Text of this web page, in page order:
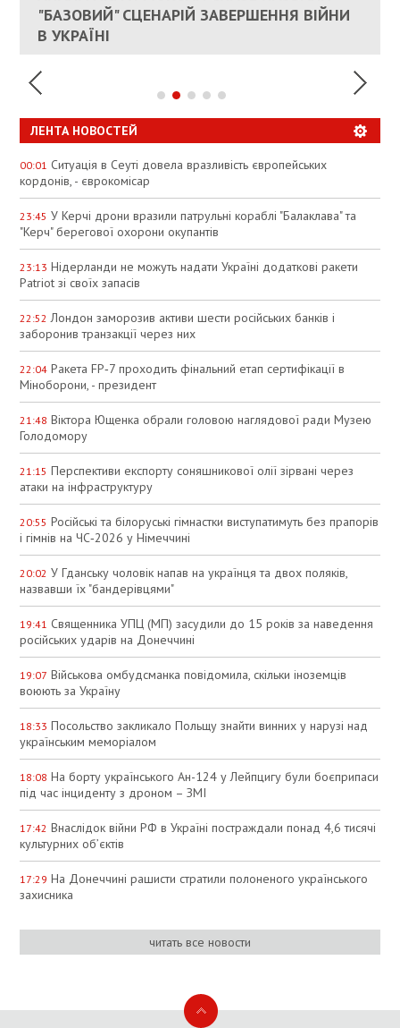
ЕС ПРЕКРАТИТЬ ВОЕННУЮ ПОМОЩЬ
УКРАИНЕ
"БАЗОВИЙ" СЦЕНАРІЙ ЗАВЕРШЕННЯ ВІЙНИ
В УКРАЇНІ
АНАЛІТИКИ ЗВИНУВАТИЛИ АЗС У
СПЕКУЛЯЦІЇ
ЛЕНТА НОВОСТЕЙ
00:01 Ситуація в Сеуті довела вразливість європейських
кордонів, - єврокомісар
23:45 У Керчі дрони вразили патрульні кораблі "Балаклава" та
"Керч" берегової охорони окупантів
23:13 Нідерланди не можуть надати Україні додаткові ракети
Patriot зі своїх запасів
22:52 Лондон заморозив активи шести російських банків і
заборонив транзакції через них
22:04 Ракета FP‑7 проходить фінальний етап сертифікації в
Міноборони, - президент
21:48 Віктора Ющенка обрали головою наглядової ради Музею
Голодомору
21:15 Перспективи експорту соняшникової олії зірвані через
атаки на інфраструктуру
20:55 Російські та білоруські гімнастки виступатимуть без прапорів
і гімнів на ЧС‑2026 у Німеччині
20:02 У Гданську чоловік напав на українця та двох поляків,
назвавши їх "бандерівцями"
19:41 Священника УПЦ (МП) засудили до 15 років за наведення
російських ударів на Донеччині
19:07 Військова омбудсманка повідомила, скільки іноземців
воюють за Україну
18:33 Посольство закликало Польщу знайти винних у нарузі над
українським меморіалом
18:08 На борту українського Ан-124 у Лейпцигу були боєприпаси
під час інциденту з дроном – ЗМІ
17:42 Внаслідок війни РФ в Україні постраждали понад 4,6 тисячі
культурних об’єктів
17:29 На Донеччині рашисти стратили полоненого українського
захисника
читать все новости